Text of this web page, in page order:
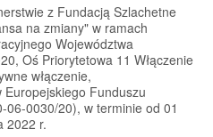
z Fundacją Szlachetne
na zmiany" w ramach
Województwa
Oś Priorytetowa 11 Włączenie
włączenie,
Europejskiego Funduszu
06-0030/20), w terminie od 01
2022 r.